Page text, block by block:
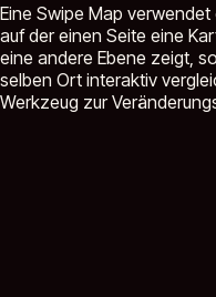
Eine Swipe Map
auf der einen Seite eine
eine andere Ebene zeigt,
selben Ort interaktiv
Werkzeug zur